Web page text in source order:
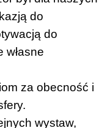
do
do
własne
za obecność i
wystaw,